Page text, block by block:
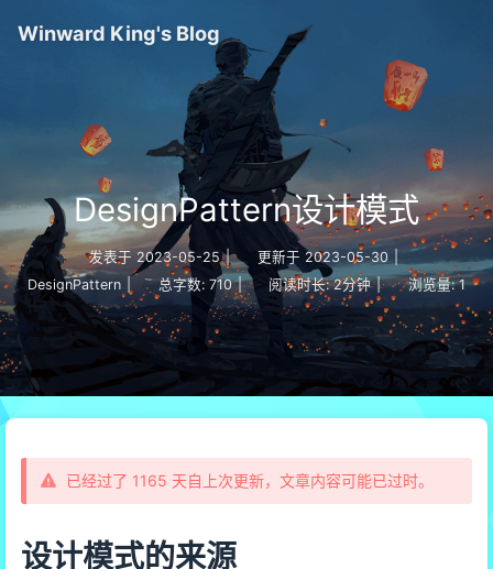
Winward King's Blog
DesignPattern设计模式
发表于 2023-05-25 | 更新于 2023-05-30
DesignPattern
总字数: 710 | 阅读时长: 2分钟 | 浏览量: 1
已经过了 1165 天自上次更新，文章内容可能已过时。
设计模式的来源